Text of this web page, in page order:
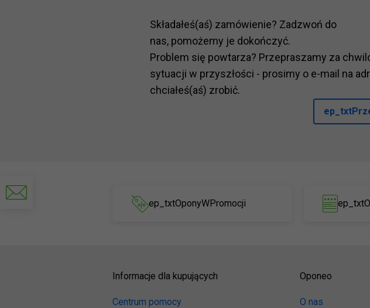
Składałeś(aś) zamówienie? Zadzwoń do
nas, pomożemy je dokończyć.
Problem się powtarza? Przepraszamy za
sytuacji w przyszłości - prosimy o e-mail na
chciałeś(aś) zrobić.
ep_txtOponyWPromocji
Informacje dla kupujących
Centrum pomocy
Oponeo
O nas